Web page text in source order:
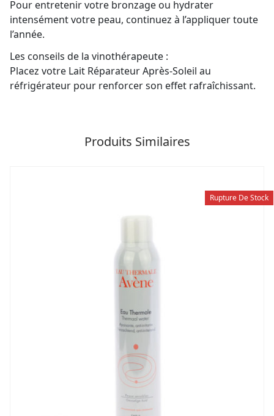
Pour entretenir votre bronzage ou hydrater
intensément votre peau, continuez à l’appliquer toute
l’année.
Les conseils de la vinothérapeute :
Placez votre Lait Réparateur Après-Soleil au
réfrigérateur pour renforcer son effet rafraîchissant.
Produits Similaires
Rupture De Stock